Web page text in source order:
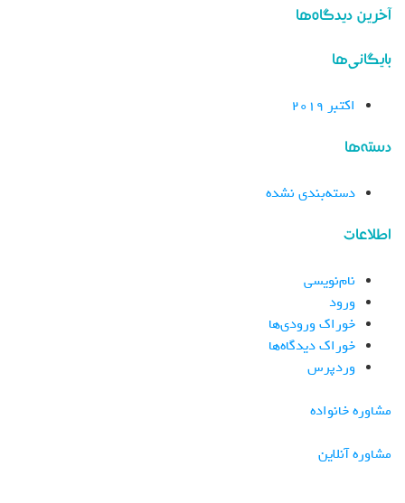
آخرین دیدگاه‌ها
بایگانی‌ها
اکتبر 2019
دسته‌ها
دسته‌بندی نشده
اطلاعات
نام‌نویسی
ورود
خوراک ورودی‌ها
خوراک دیدگاه‌ها
وردپرس
مشاوره خانواده
مشاوره آنلاین